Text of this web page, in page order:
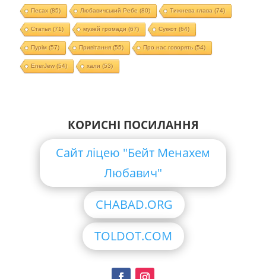
Песах(85) Любавичський Ребе (80) Тижнева глава (74)
Статьи (71) музей громади (67) Суккот (64)
Пурім (57) Привітання(55) Про нас говорять (54)
EnerJew(54) хали (53)
КОРИСНІ ПОСИЛАННЯ
Сайт ліцею "Бейт Менахем
Любавич"
CHABAD.ORG
TOLDOT.COM